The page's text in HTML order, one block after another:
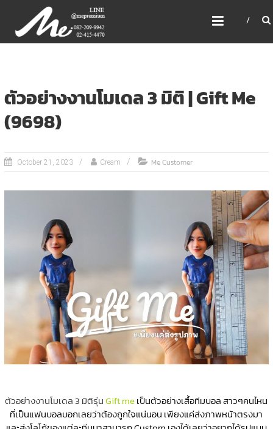
content
ME PREMIUM GIFT MODEL,
LASER, CRYSTAL, TROPHY,
3D PRINT, 3D SCAN
ตัวอย่างงานโมเดล 3 มิติ | Gift Me
(9698)
October 21, 2023 Cream Me Customer
ตัวอย่างงานโมเดล 3 มิติรุ่นGift meเป็นตัวอย่างเสื้อทีมบอลสาวๆคนไหน
ที่เป็นแฟนบอลบอกเลยว่าต้องถูกใจแน่นอน เพียงแค่ส่งภาพหน้าตรงมา